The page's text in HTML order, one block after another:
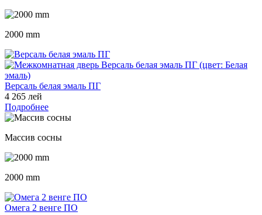
2000 mm
Версаль белая эмаль ПГ
4 265 лей
Подробнее
Массив сосны
2000 mm
Омега 2 венге ПО